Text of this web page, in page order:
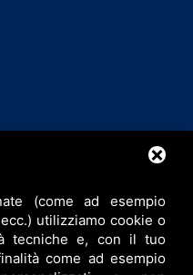
(come ad esempio
utilizziamo cookie o
tecniche e, con il tuo
come ad esempio